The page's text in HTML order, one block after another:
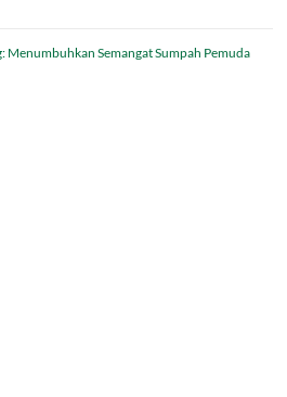
Menumbuhkan Semangat Sumpah Pemuda